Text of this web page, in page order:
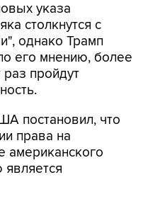
указа
столкнутся с
однако Трамп
его мнению, более
раз пройдут
постановил, что
права на
американского